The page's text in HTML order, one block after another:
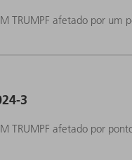
TRUMPF afetado por um
3
TRUMPF afetado por